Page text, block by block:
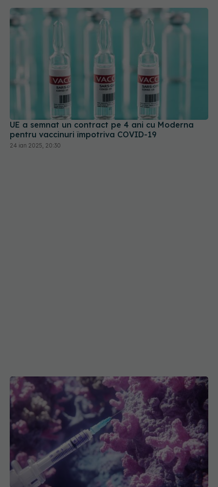
UE a semnat un contract pe 4 ani cu Moderna
pentru vaccinuri împotriva COVID-19
24 ian 2025, 20:30